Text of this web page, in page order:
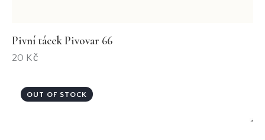
Pivní tácek Pivovar 66
20 Kč
OUT OF STOCK